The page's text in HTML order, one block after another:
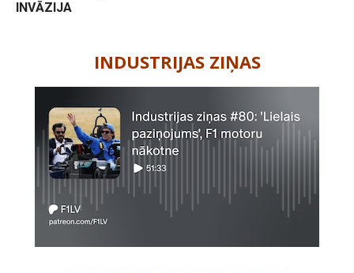
INVĀZIJA
INDUSTRIJAS ZIŅAS